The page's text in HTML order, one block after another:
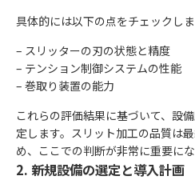
具体的には以下の点をチェックしま
– スリッターの刃の状態と精度
– テンション制御システムの性能
– 巻取り装置の能力
これらの評価結果に基づいて、設
定します。スリット加工の品質は
め、ここでの判断が非常に重要にな
2. 新規設備の選定と導入計画